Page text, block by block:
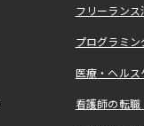
フリーラン
プログラミ
医療・ヘル
看護師の転